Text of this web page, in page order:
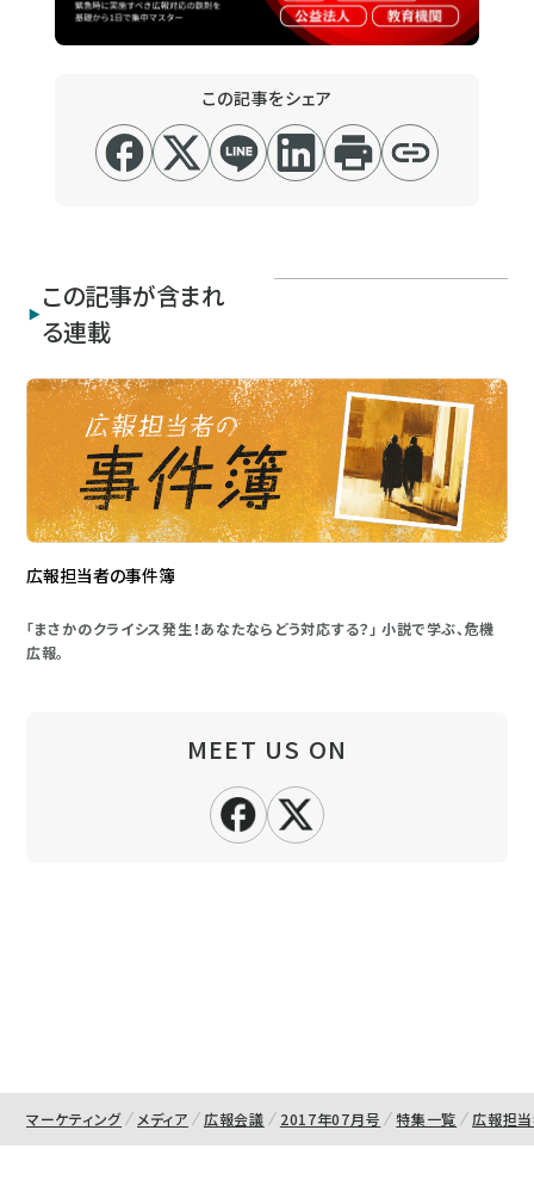
この記事をシェア
この記事が含まれ
る連載
広報担当者の事件簿
「まさかのクライシス発生！あなたならどう対応する？」 小説で学ぶ、危機
広報。
MEET US ON
マーケティング メディア 広報会議 2017年07月号 特集一覧 広報担